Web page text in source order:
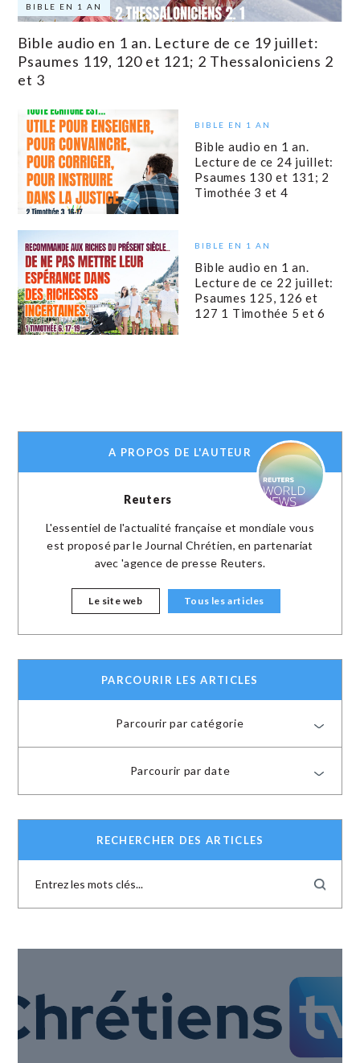
BIBLE EN 1 AN
Bible audio en 1 an. Lecture de ce 19 juillet:
Psaumes 119, 120 et 121; 2 Thessaloniciens 2
et 3
BIBLE EN 1 AN
Bible audio en 1 an.
Lecture de ce 24 juillet:
Psaumes 130 et 131; 2
Timothée 3 et 4
BIBLE EN 1 AN
Bible audio en 1 an.
Lecture de ce 22 juillet:
Psaumes 125, 126 et
127 1 Timothée 5 et 6
A PROPOS DE L'AUTEUR
Reuters
L'essentiel de l'actualité française et mondiale vous
est proposé par le Journal Chrétien, en partenariat
avec 'agence de presse Reuters.
Le site web Tous les articles
PARCOURIR LES ARTICLES
Parcourir par catégorie
Parcourir par date
RECHERCHER DES ARTICLES